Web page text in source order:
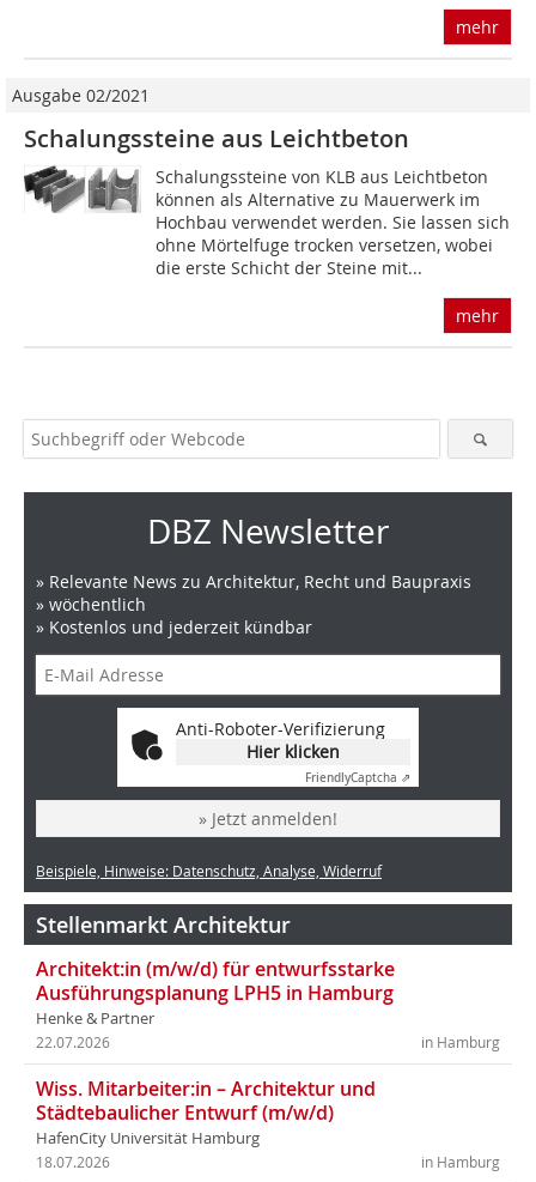
mehr
Ausgabe 02/2021
Schalungssteine aus Leichtbeton
Schalungssteine von KLB aus Leichtbeton
können als Alternative zu Mauerwerk im
Hochbau verwendet werden. Sie lassen sich
ohne Mörtelfuge trocken versetzen, wobei
die erste Schicht der Steine mit...
mehr
DBZ Newsletter
» Relevante News zu Architektur, Recht und Baupraxis
» wöchentlich
» Kostenlos und jederzeit kündbar
Anti-Roboter-Verifizierung
Hier klicken
FriendlyCaptcha ⇗
» Jetzt anmelden!
Beispiele, Hinweise: Datenschutz, Analyse, Widerruf
Stellenmarkt Architektur
Architekt:in (m/w/d) für entwurfsstarke
Ausführungsplanung LPH5 in Hamburg
Henke & Partner
in Hamburg
22.07.2026
Wiss. Mitarbeiter:in – Architektur und
Städtebaulicher Entwurf (m/w/d)
HafenCity Universität Hamburg
in Hamburg
18.07.2026